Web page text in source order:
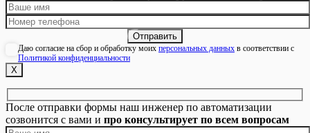
Даю согласие на сбор и обработку моих персональных данных в соответствии с
Политикой конфиденциальности
Х
После отправки формы наш инженер по автоматизации
созвонится с вами и про консультирует по всем вопросам